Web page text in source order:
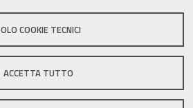
COOKIE TECNICI
ACCETTA TUTTOdi Zola Predosa